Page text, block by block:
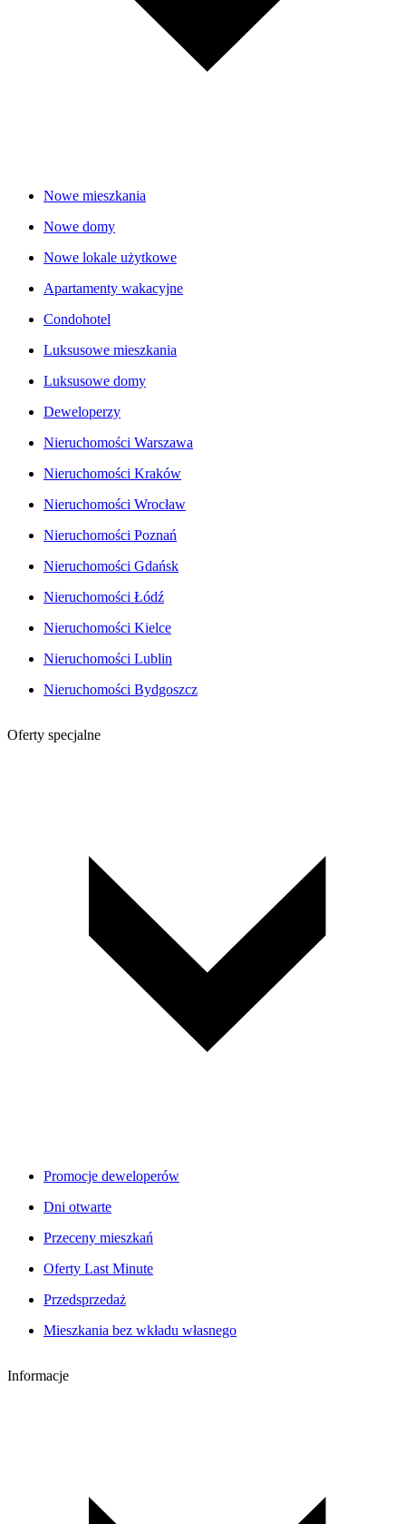
Nowe mieszkania
Nowe domy
Nowe lokale użytkowe
Apartamenty wakacyjne
Condohotel
Luksusowe mieszkania
Luksusowe domy
Deweloperzy
Nieruchomości Warszawa
Nieruchomości Kraków
Nieruchomości Wrocław
Nieruchomości Poznań
Nieruchomości Gdańsk
Nieruchomości Łódź
Nieruchomości Kielce
Nieruchomości Lublin
Nieruchomości Bydgoszcz
Oferty specjalne
Promocje deweloperów
Dni otwarte
Przeceny mieszkań
Oferty Last Minute
Przedsprzedaż
Mieszkania bez wkładu własnego
Informacje